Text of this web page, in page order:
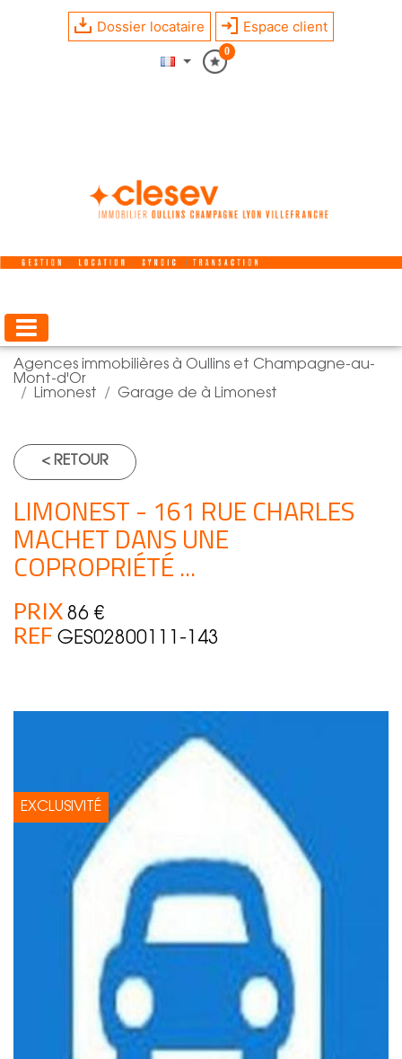
Dossier locataire Espace client
0
Agences immobilières à Oullins et Champagne-au-
Mont-d'Or
Limonest
Garage de à Limonest
< RETOUR
LIMONEST - 161 RUE CHARLES
MACHET DANS UNE
COPROPRIÉTÉ ...
PRIX 86 €
REF GES02800111-143
EXCLUSIVITÉ